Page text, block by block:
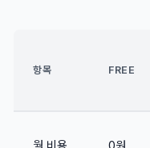
항목 FREE